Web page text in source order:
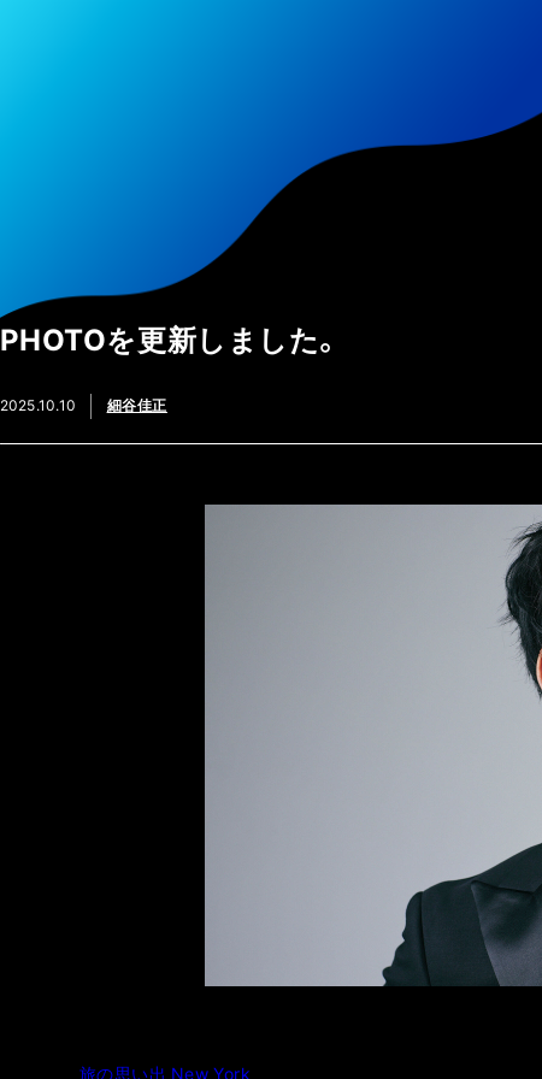
PHOTOを更新しました。
2025.10.10 細谷佳正
旅の思い出 New York